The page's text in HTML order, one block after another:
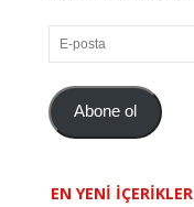
E-
posta
Abone ol
EN YENI İÇERIKLER